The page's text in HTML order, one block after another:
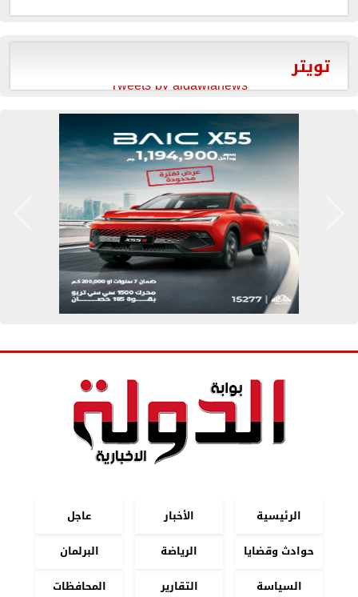
تويتر
Tweets by aldawlanews
الرئيسية الأخبار
عاجل
حوادث وقضايا
الرياضة
البرلمان
السياسة
التقارير المحافظات